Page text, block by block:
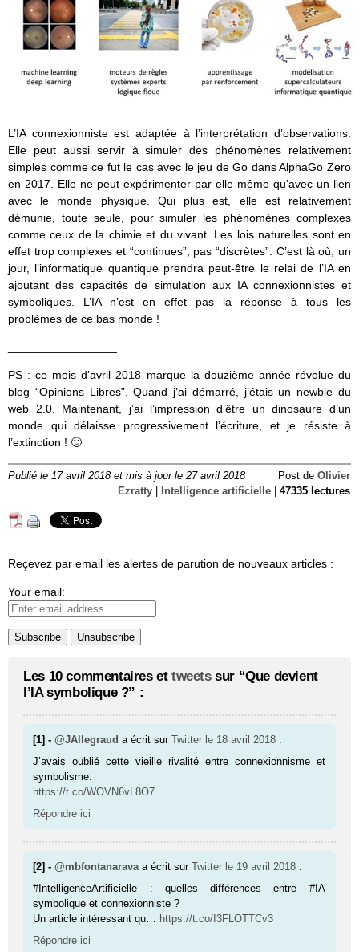
L’IA connexionniste est adaptée à l’interprétation d’observations.
Elle peut aussi servir à simuler des phénomènes relativement
simples comme ce fut le cas avec le jeu de Go dans AlphaGo Zero
en 2017. Elle ne peut expérimenter par elle-même qu’avec un lien
avec le monde physique. Qui plus est, elle est relativement
démunie, toute seule, pour simuler les phénomènes complexes
comme ceux de la chimie et du vivant. Les lois naturelles sont en
effet trop complexes et “continues”, pas “discrètes”. C’est là où, un
jour, l’informatique quantique prendra peut-être le relai de l’IA en
ajoutant des capacités de simulation aux IA connexionnistes et
symboliques. L’IA n’est en effet pas la réponse à tous les
problèmes de ce bas monde !
PS : ce mois d’avril 2018 marque la douzième année révolue du
blog “Opinions Libres”. Quand j’ai démarré, j’étais un newbie du
web 2.0. Maintenant, j’ai l’impression d’être un dinosaure d’un
monde qui délaisse progressivement l’écriture, et je résiste à
l’extinction ! 🙂
Publié le 17 avril 2018 et mis à jour le 27 avril 2018 Post de Olivier
Ezratty
Intelligence artificielle 47335 lectures
Reçevez par email les alertes de parution de nouveaux articles :
Your email:
Les 10 commentaires et tweetssur “Que devient
l’IA symbolique ?” :
[1] -@JAllegraud a écrit surTwitter le 18 avril 2018 :
J’avais oublié cette vieille rivalité entre connexionnisme et
symbolisme.
https://t.co/WOVN6vL8O7
Répondre ici
[2] -@mbfontanarava a écrit surTwitter le 19 avril 2018 :
#IntelligenceArtificielle : quelles différences entre #IA
symbolique et connexionniste ?
Un article intéressant qu… https://t.co/I3FLOTTCv3
Répondre ici